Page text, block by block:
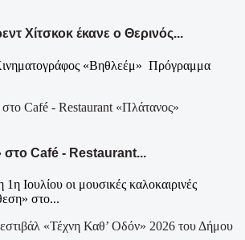
Χίτσκοκ έκανε ο Θερινός...
«Βηθλεέμ» Πρόγραμμα
Café - Restaurant...
1η Ιουλίου οι μουσικές καλοκαιρινές
στο...